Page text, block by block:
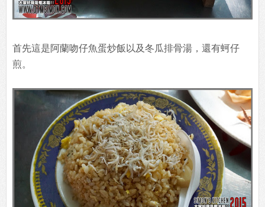
首先這是阿蘭吻仔魚蛋炒飯以及冬瓜排骨湯，還有蚵仔
煎。